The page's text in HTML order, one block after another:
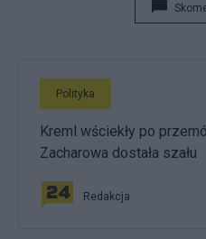
Polityka
Kreml wściekły po
Zacharowa dostała szału
Redakcja